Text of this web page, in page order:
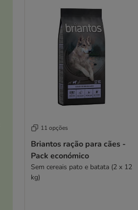
11 opções
Briantos ração para cães -
Pack económico
Sem cereais pato e batata (2 x 12
kg)